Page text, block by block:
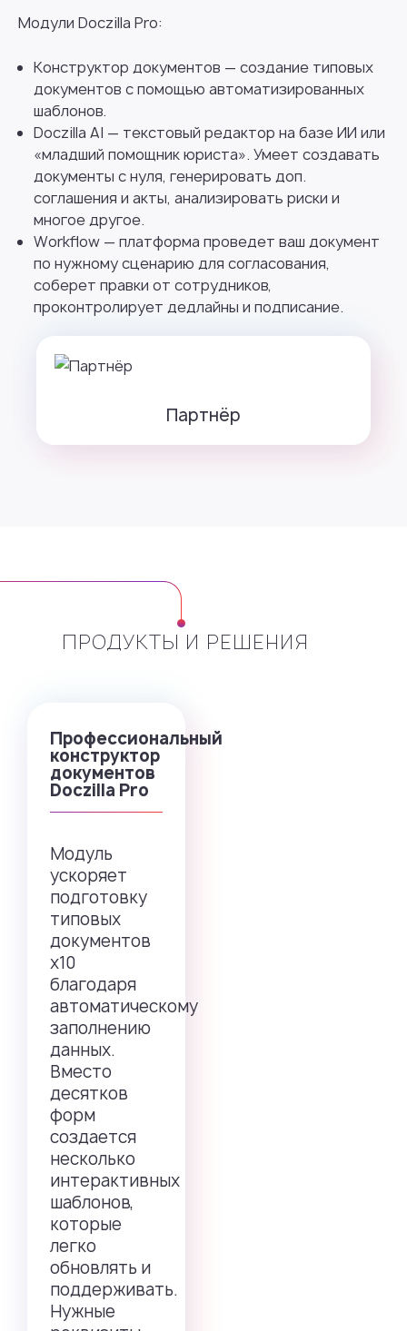
Модули Doczilla Pro:
Конструктор документов — создание типовых
документов с помощью автоматизированных
шаблонов.
Doczilla AI — текстовый редактор на базе ИИ или
«младший помощник юриста». Умеет создавать
документы с нуля, генерировать доп.
соглашения и акты, анализировать риски и
многое другое.
Workflow — платформа проведет ваш документ
по нужному сценарию для согласования,
соберет правки от сотрудников,
проконтролирует дедлайны и подписание.
Партнёр
ПРОДУКТЫ И РЕШЕНИЯ
Профессиональный
конструктор
документов
Doczilla Pro
Модуль
ускоряет
подготовку
типовых
документов
х10
благодаря
автоматическому
заполнению
данных.
Вместо
десятков
форм
создается
несколько
интерактивных
шаблонов,
которые
легко
обновлять и
поддерживать.
Нужные